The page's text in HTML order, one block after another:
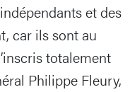
et des
car ils sont au
totalement
Philippe Fleury,